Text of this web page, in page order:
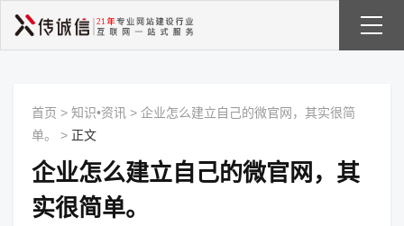
首页 > 知识•资讯 > 企业怎么建立自己的微官网，其实很简
单。
> 正文
企业怎么建立自己的微官网，其
实很简单。